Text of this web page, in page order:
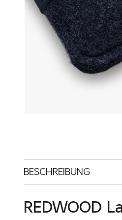
BESCHREIBUNG
REDWOOD